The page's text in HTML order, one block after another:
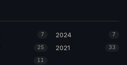
7 2024 7
25 2021 33
11